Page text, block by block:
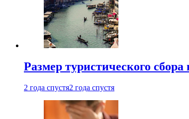
Размер туристического
2 года спустя2 года спустя